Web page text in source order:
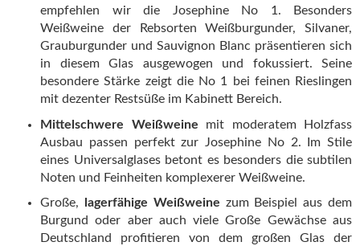
empfehlen wir die Josephine No 1. Besonders
Weißweine der Rebsorten Weißburgunder, Silvaner,
Grauburgunder und Sauvignon Blanc präsentieren sich
in diesem Glas ausgewogen und fokussiert. Seine
besondere Stärke zeigt die No 1 bei feinen Rieslingen
mit dezenter Restsüße im Kabinett Bereich.
Mittelschwere Weißweine mit moderatem Holzfass
Ausbau passen perfekt zur Josephine No 2. Im Stile
eines Universalglases betont es besonders die subtilen
Noten und Feinheiten komplexerer Weißweine.
Große,
lagerfähige Weißweine zum Beispiel aus dem
Burgund oder aber auch viele Große Gewächse aus
Deutschland profitieren von dem großen Glas der